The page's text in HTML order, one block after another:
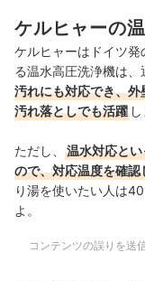
6
後片づけをラク
式を選択しよう
ケルヒャーの温水高圧
ケルヒャーの温水高圧
ケルヒャーの
ケルヒャーはドイツ
る温水高圧洗浄機は
汚れにも対応でき、
汚れ落としでも活躍 し
ただし、
温水対応と
ので、対応温度を確
り湯を使いたい人は
よ。
コンテンツの誤りを送